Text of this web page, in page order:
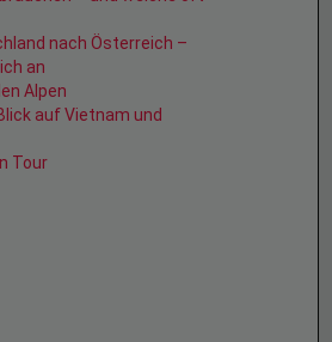
nach Österreich –
an
Alpen
auf Vietnam und
Tour